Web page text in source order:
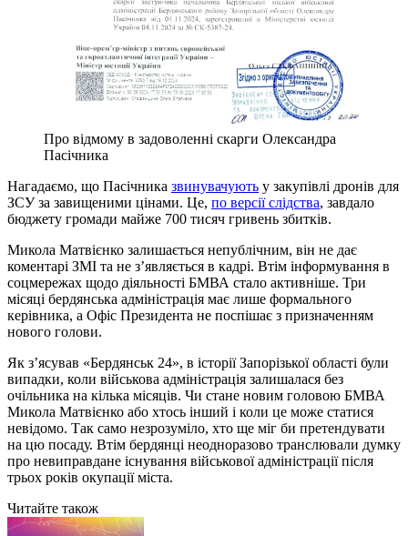
Про відмому в задоволенні скарги Олександра
Пасічника
Нагадаємо, що Пасічника звинувачують у закупівлі дронів для
ЗСУ за завищеними цінами. Це, по версії слідства, завдало
бюджету громади майже 700 тисяч гривень збитків.
Микола Матвієнко залишається непублічним, він не дає
коментарі ЗМІ та не з’являється в кадрі. Втім інформування в
соцмережах щодо діяльності БМВА стало активніше. Три
місяці бердянська адміністрація має лише формального
керівника, а Офіс Президента не поспішає з призначенням
нового голови.
Як з’ясував «Бердянськ 24», в історії Запорізької області були
випадки, коли військова адміністрація залишалася без
очільника на кілька місяців. Чи стане новим головою БМВА
Микола Матвієнко або хтось інший і коли це може статися
невідомо. Так само незрозуміло, хто ще міг би претендувати
на цю посаду. Втім бердянці неодноразово транслювали думку
про невиправдане існування військової адміністрації після
трьох років окупації міста.
Читайте також